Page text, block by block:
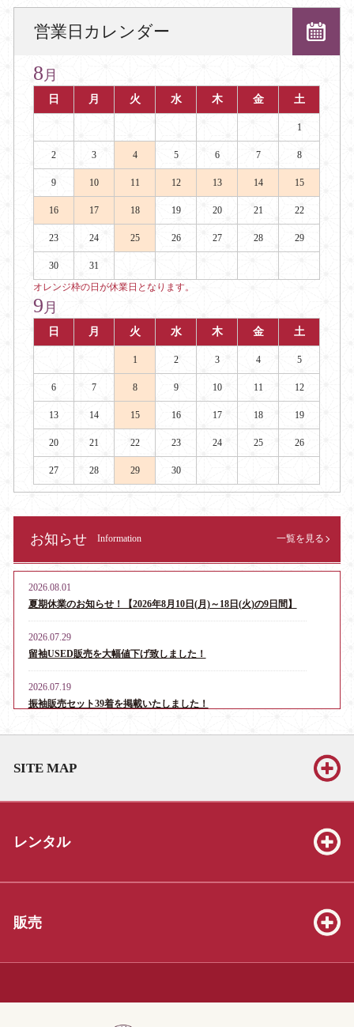
営業日カレンダー
8 月
日 月 火 水 木 金 土
1
2 3 4 5 6 7 8
9 10 11 12 13 14 15
16 17 18 19 20 21 22
23 24 25 26 27 28 29
30
31
オレンジ枠の日が休業日となります。
9 月
日 月 火 水 木 金 土
1 2 3 4 5
6 7 8 9 10 11 12
13 14 15 16 17 18 19
20 21 22 23 24 25 26
27 28 29 30
お知らせ Information 一覧を見る
2026.08.01
夏期休業のお知らせ！【2026年8月10日(月)～18日(火)の9日間】
2026.07.29
留袖USED販売を大幅値下げ致しました！
2026.07.19
振袖販売セット39着を掲載いたしました！
2026.06.13
した！
2026.06.13
2026.06.13
した！
2026.05.23
SITE MAP
レンタル
販売